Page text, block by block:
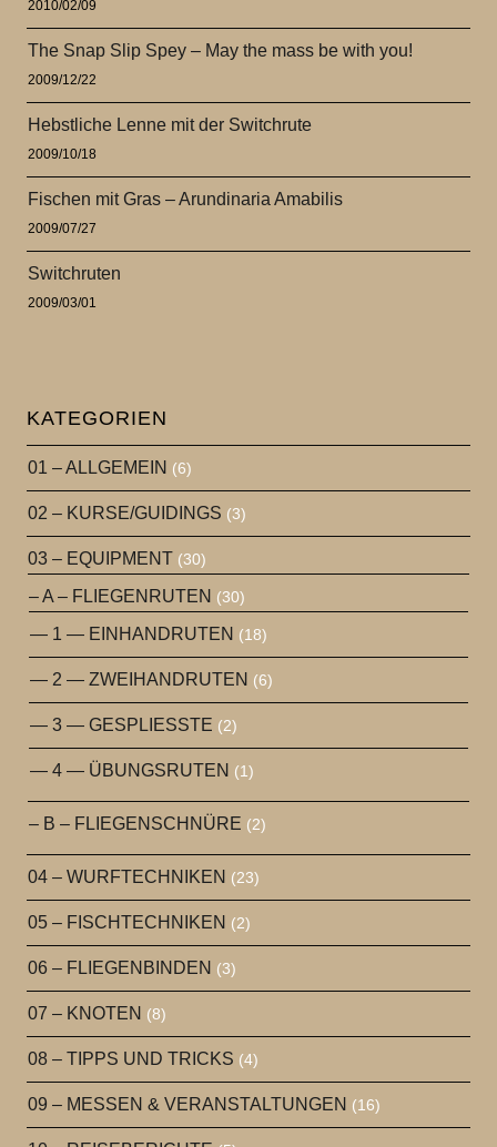
2010/02/09
The Snap Slip Spey – May the mass be with you!
2009/12/22
Hebstliche Lenne mit der Switchrute
2009/10/18
Fischen mit Gras – Arundinaria Amabilis
2009/07/27
Switchruten
2009/03/01
KATEGORIEN
01 – ALLGEMEIN (6)
02 – KURSE/GUIDINGS (3)
03 – EQUIPMENT (30)
– A – FLIEGENRUTEN (30)
— 1 — EINHANDRUTEN (18)
— 2 — ZWEIHANDRUTEN (6)
— 3 — GESPLIESSTE (2)
— 4 — ÜBUNGSRUTEN (1)
– B – FLIEGENSCHNÜRE (2)
04 – WURFTECHNIKEN (23)
05 – FISCHTECHNIKEN (2)
06 – FLIEGENBINDEN (3)
07 – KNOTEN (8)
08 – TIPPS UND TRICKS (4)
09 – MESSEN & VERANSTALTUNGEN (16)